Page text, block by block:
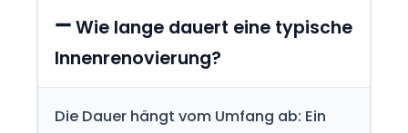
Wie lange dauert eine typische
Innenrenovierung?
Die Dauer hängt vom Umfang ab: Ein